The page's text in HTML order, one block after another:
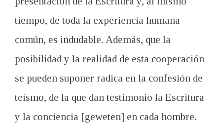
tiempo, de toda la experiencia humana
común, es indudable. Además, que la
posibilidad y la realidad de esta cooperación
se pueden suponer radica en la confesión de
teísmo, de la que dan testimonio la Escritura
y la conciencia [geweten] en cada hombre.